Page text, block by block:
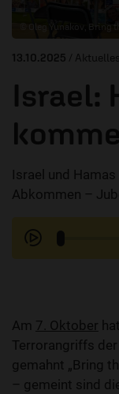
© Oleg Yunakov, Bring
13.10.2025 /
Israel:
Israel und
Abkommen –
Am 7. Oktober
Terrorangriffs
gemahnt „Bring
– gemeint sind